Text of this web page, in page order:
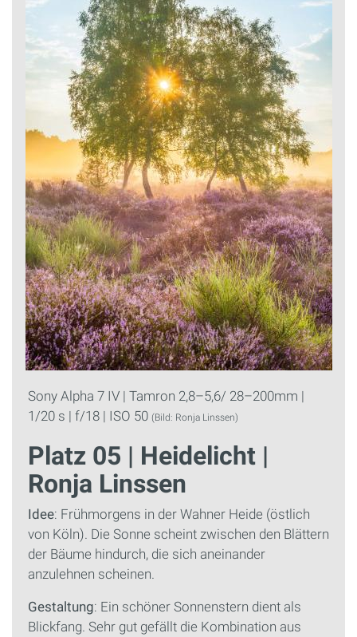
Sony Alpha 7 IV | Tamron 2,8–5,6/ 28–200mm |
1/20 s | f/18 | ISO 50 (Bild: Ronja Linssen)
Platz 05 | Heidelicht |
Ronja Linssen
Idee: Frühmorgens in der Wahner Heide (östlich
von Köln). Die Sonne scheint zwischen den Blättern
der Bäume hindurch, die sich aneinander
anzulehnen scheinen.
Gestaltung: Ein schöner Sonnenstern dient als
Blickfang. Sehr gut gefällt die Kombination aus